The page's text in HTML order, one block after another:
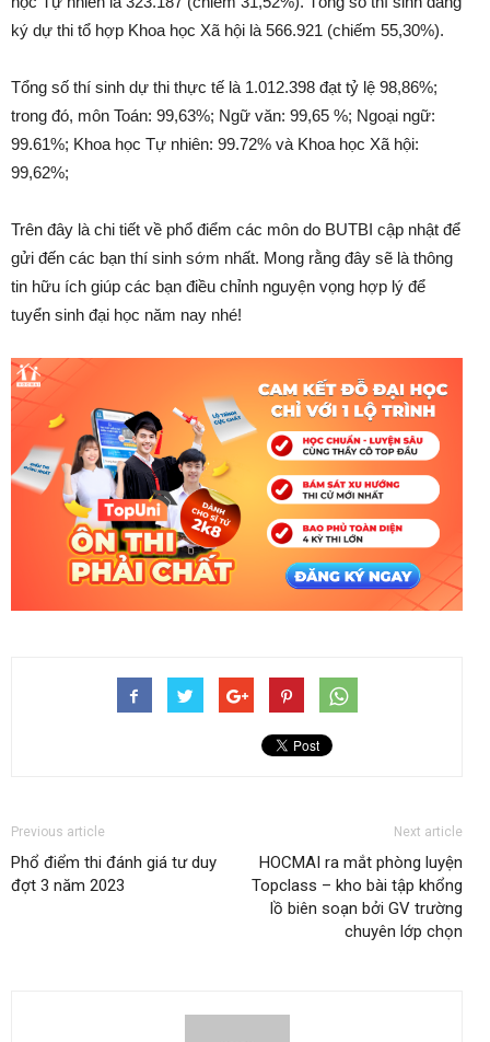
ký dự thi tổ hợp Khoa học Xã hội là 566.921 (chiếm 55,30%).
Tổng số thí sinh dự thi thực tế là 1.012.398 đạt tỷ lệ 98,86%;
trong đó, môn Toán: 99,63%; Ngữ văn: 99,65 %; Ngoại ngữ:
99.61%; Khoa học Tự nhiên: 99.72% và Khoa học Xã hội:
99,62%;
Trên đây là chi tiết về phổ điểm các môn do BUTBI cập nhật để
gửi đến các bạn thí sinh sớm nhất. Mong rằng đây sẽ là thông
tin hữu ích giúp các bạn điều chỉnh nguyện vọng hợp lý để
tuyển sinh đại học năm nay nhé!
Previous article
Phổ điểm thi đánh giá tư duy
đợt 3 năm 2023
Next article
HOCMAI ra mắt phòng luyện
Topclass – kho bài tập khổng
lồ biên soạn bởi GV trường
chuyên lớp chọn